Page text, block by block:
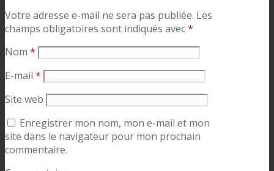
Votre adresse e-mail ne sera pas publiée. Les
champs obligatoires sont indiqués avec*
Nom *
E-mail *
Site web
Enregistrer mon nom, mon e-mail et mon
site dans le navigateur pour mon prochain
commentaire.